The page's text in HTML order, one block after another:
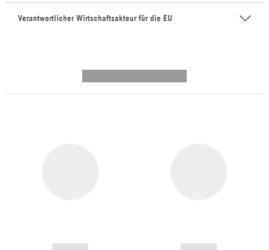
Verantwortlicher Wirtschaftsakteur für die EU
------------ ------------